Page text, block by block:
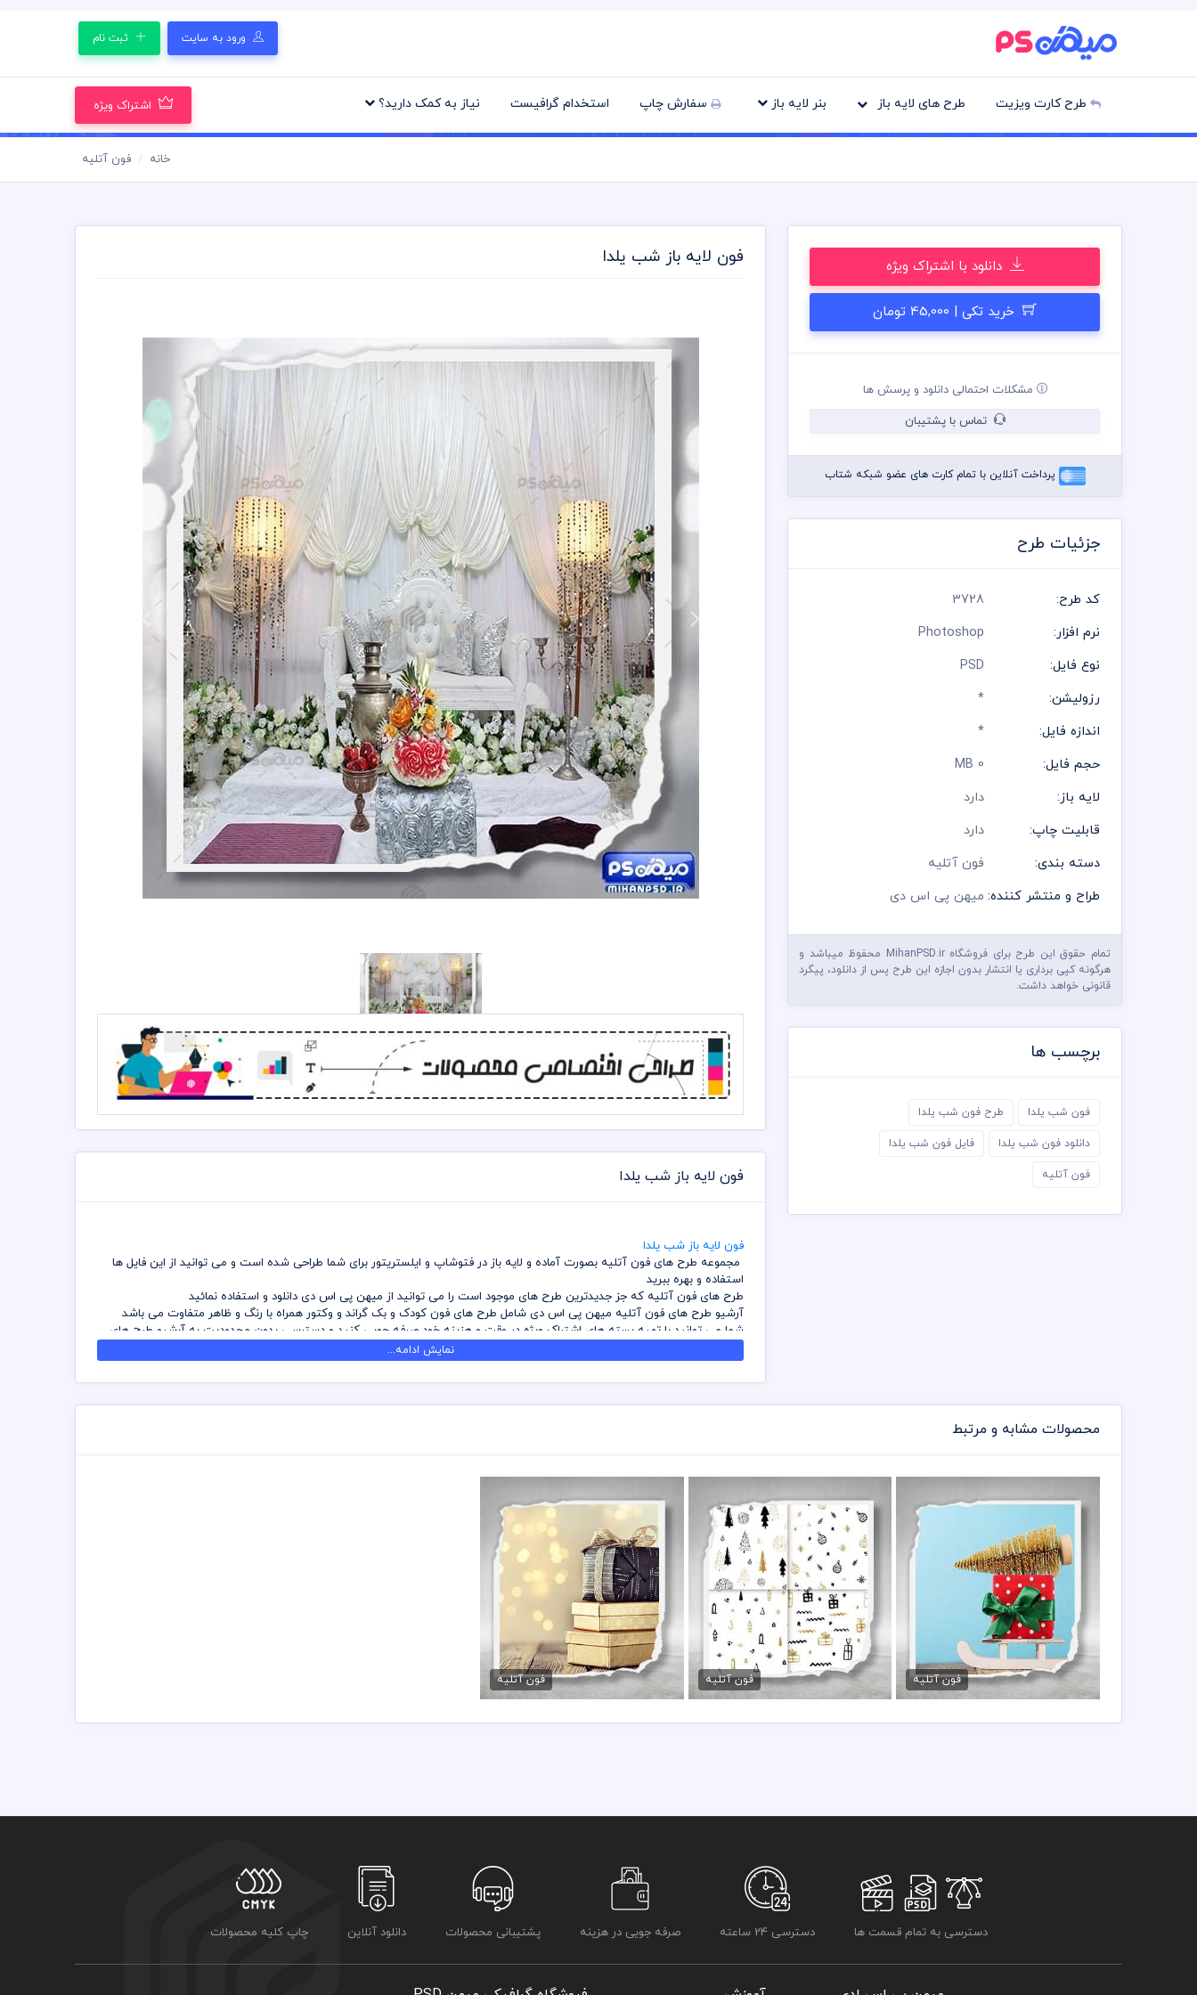
ورود به سایت ثبت نام
طرح کارت ویزیت طرح های لایه باز بنر لایه باز سفارش چاپ استخدام گرافیست نیاز به کمک دارید؟ اشتراک ویژه
خانه فون آتلیه
دانلود با اشتراک ویژه
خرید تکی | 45,000 تومان
مشکلات احتمالی دانلود و پرسش ها
تماس با پشتیبان
پرداخت آنلاین با تمام کارت های عضو شبکه شتاب
جزئیات طرح
کد طرح:
3728
نرم افزار:
Photoshop
نوع فایل:
PSD
رزولیشن:
*
اندازه فایل:
*
حجم فایل:
0 MB
لایه باز:
دارد
قابلیت چاپ:
دارد
دسته بندی:
فون آتلیه
طراح و منتشر کننده: میهن پی اس دی
تمام حقوق این طرح برای فروشگاه MihanPSD.ir محفوظ میباشد و
هرگونه کپی برداری یا انتشار بدون اجازه این طرح پس از دانلود، پیگرد
قانونی خواهد داشت.
برچسب ها
فون شب یلدا طرح فون شب یلدا
دانلود فون شب یلدا فایل فون شب یلدا
فون آتلیه
فون لایه باز شب یلدا
فون لایه باز شب یلدا
فون لایه باز شب یلدا
مجموعه طرح های فون آتلیه بصورت آماده و لایه باز در فتوشاپ و ایلستریتور برای شما طراحی شده است و می توانید از این فایل ها
استفاده و بهره ببرید
طرح های فون آتلیه که جز جدیدترین طرح های موجود است را می توانید از میهن پی اس دی دانلود و استفاده نمائید
آرشیو طرح های فون آتلیه میهن پی اس دی شامل طرح های فون کودک و بک گراند و وکتور همراه با رنگ و ظاهر متفاوت می باشد
شما می توانید با تهیه بسته های اشتراک ویژه در وقت و هزینه خود صرفه جویی کنید و دسترسی بدون محدودیت به آرشیو طرح های
کلیه طرح های فون آتلیه که بصورت لایه باز می باشند را می توانید بدون محدودیت در فتوشاپ و یا ایلستریتور بصورت کامل و یا در هر
ابعادی بدون افت کیفیت بزرگ نمایی کنید
سعی شده بهترین و کامل ترین فایل و طرح های لایه باز فون آتلیه و فون کودک برای شما طراحان و دوست داران گردآوری و ساخته شود
که بتوانید در طرح های خود از آن بهره ببرید
در قسمت وکتور ابعاد و سایز بصورت پیش فرض تعریف شده است که به شما این قابلیت را می دهد که می توانید در هر ابعادی بزرگ
نمایی داشته باشید
برای استفاده از وکتورهای موجود باید از برنامه ایلستریتور استفاده نمائید که طرز استفاده از وکتور لایه باز در سایت میهن پی اس دی
قرار داده شده است
رعایت کلیه موارد و قوانین وب سایت بر عهده خریدار و مصرف کننده می باشد
نمایش ادامه...
محصولات مشابه و مرتبط
کارت پستال هدیه کریسمس
45,000 تومان
فون آتلیه
بک گراند لایه باز کریسمس
45,000 تومان
فون آتلیه
دانلود فون کریسمس
45,000 تومان
فون آتلیه
دسترسی به تمام قسمت ها دسترسی 24 ساعته صرفه جویی در هزینه پشتیبانی محصولات دانلود آنلاین چاپ کلیه محصولات